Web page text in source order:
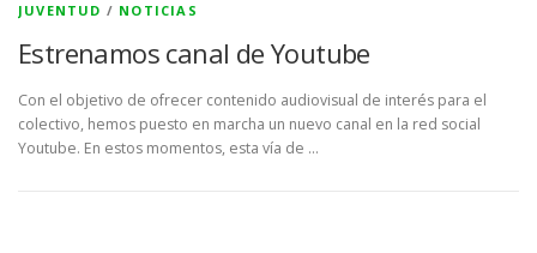
JUVENTUD / NOTICIAS
Estrenamos canal de Youtube
Con el objetivo de ofrecer contenido audiovisual de interés para el
colectivo, hemos puesto en marcha un nuevo canal en la red social
Youtube. En estos momentos, esta vía de …